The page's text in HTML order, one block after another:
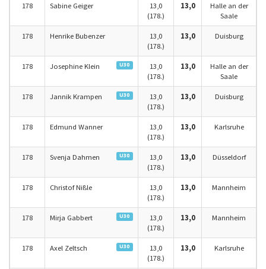
178 Sabine Geiger
13,0
(178.)
13,0
Halle an der
Saale
178 Henrike Bubenzer
13,0
(178.)
13,0 Duisburg
178 Josephine Klein U30
13,0
(178.)
13,0
Halle an der
Saale
178 Jannik Krampen U30
13,0
(178.)
13,0 Duisburg
178 Edmund Wanner
13,0
(178.)
13,0 Karlsruhe
178 Svenja Dahmen U30
13,0
(178.)
13,0 Düsseldorf
178 Christof Nißle
13,0
(178.)
13,0 Mannheim
178 Mirja Gabbert U30
13,0
(178.)
13,0 Mannheim
178 Axel Zeltsch U30
13,0
(178.)
13,0 Karlsruhe